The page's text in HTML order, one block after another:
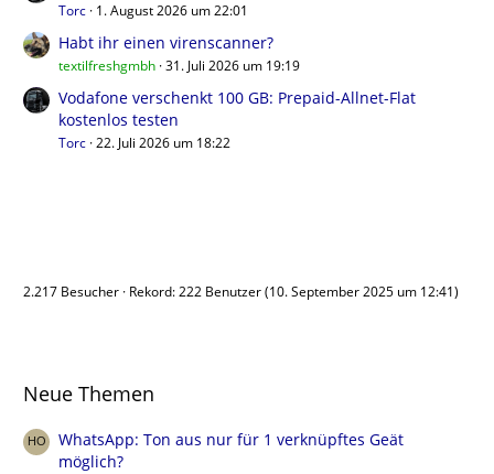
Torc 1. August 2026 um 22:01
Habt ihr einen virenscanner?
textilfreshgmbh 31. Juli 2026 um 19:19
Vodafone verschenkt 100 GB: Prepaid-Allnet-Flat
kostenlos testen
Torc 22. Juli 2026 um 18:22
2.217 Besucher Rekord: 222 Benutzer (10. September 2025 um 12:41)
Neue Themen
WhatsApp: Ton aus nur für 1 verknüpftes Geät
möglich?